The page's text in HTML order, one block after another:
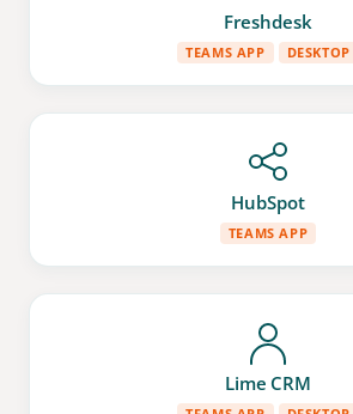
Freshdesk
TEAMS APP DESKTOP
HubSpot
TEAMS APP
Lime CRM